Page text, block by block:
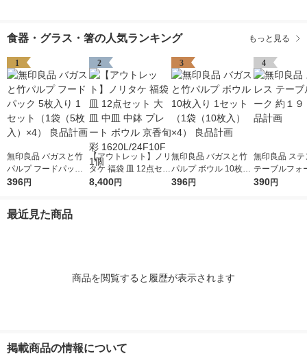
食器・グラス・箸の人気ランキング もっと見る
1
無印良品 バガスと竹
パルプ フードパック
5枚入り 1セット（1袋
396円
2
【アウトレット】ノリ
タケ 福袋 皿 12点セッ
ト 大皿 中皿 中鉢 プレ
8,400円
3
無印良品 バガスと竹
パルプ ボウル 10枚入
り 1セット（1袋（10
396円
4
無印良品 ステ
テーブルフォ
１９ｃｍ 良品
390円
最近見た商品
商品を閲覧すると履歴が表示されます
掲載商品の情報について